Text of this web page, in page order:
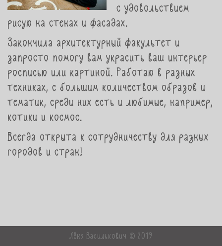
с удовольствием
рисую на стенах и фасадах.
Закончила архитектурный факультет и
запросто помогу вам украсить ваш интерьер
росписью или картиной. Работаю в разных
техниках, с большим количеством образов и
тематик, среди них есть и любимые, например,
котики и космос.
Всегда открыта к сотрудничеству для разных
городов и стран!
Лёня Василькович © 2019